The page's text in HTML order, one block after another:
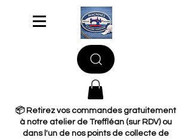
📦 Retirez vos commandes gratuitement
à notre atelier de Treffléan (sur RDV) ou
dans l'un de nos points de collecte de